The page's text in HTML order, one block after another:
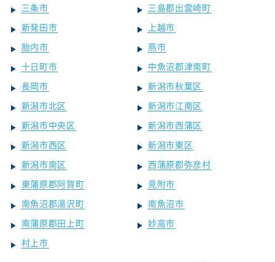
三条市
三島郡出雲崎町
新発田市
上越市
胎内市
燕市
十日町市
中魚沼郡津南町
長岡市
新潟市秋葉区
新潟市北区
新潟市江南区
新潟市中央区
新潟市西蒲区
新潟市西区
新潟市東区
新潟市南区
西蒲原郡弥彦村
東蒲原郡阿賀町
見附市
南魚沼郡湯沢町
南魚沼市
南蒲原郡田上町
妙高市
村上市